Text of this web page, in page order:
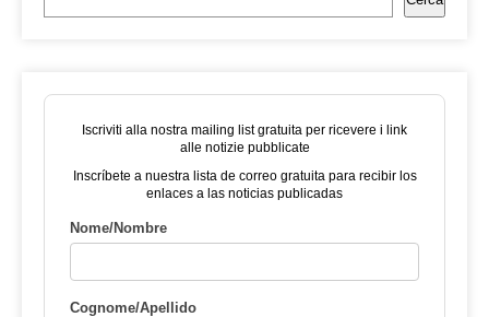
Iscriviti alla nostra mailing list gratuita per ricevere i link
alle notizie pubblicate
Inscríbete a nuestra lista de correo gratuita para recibir los
enlaces a las noticias publicadas
Nome/Nombre
Cognome/Apellido